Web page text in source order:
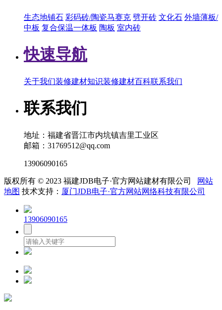
生态地铺石 彩码砖/陶瓷马赛克 劈开砖 文化石 外墙薄板/
中板 复合保温一体板 陶板 室内砖
快速导航
关于我们装修建材知识装修建材百科联系我们
联系我们
地址：福建省晋江市内坑镇吉里工业区
邮箱：31769512@qq.com
13906090165
版权所有 © 2023 福建JDB电子·官方网站建材有限公司
网站
地图 技术支持： 厦门JDB电子·官方网站网络科技有限公司
13906090165